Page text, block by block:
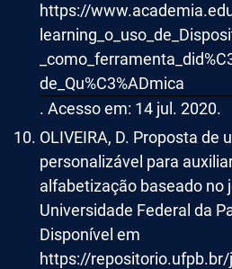
https://
de_Qu%C3%ADmica
. Acesso em: 14 jul. 2020.
OLIVEIRA, D. Proposta de
personalizável para
alfabetização baseado no
Universidade Federal da
Disponível em
https://